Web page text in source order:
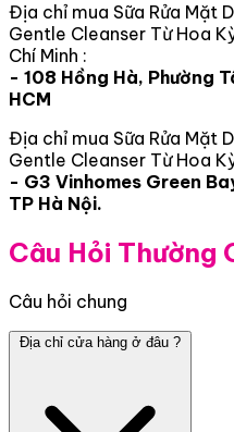
Địa chỉ mua Sữa Rửa Mặt
Gentle Cleanser Từ Hoa
Chí Minh :
- 108 Hồng Hà, Phường
HCM
Địa chỉ mua Sữa Rửa Mặt
Gentle Cleanser Từ Hoa
- G3 Vinhomes Green
TP Hà Nội.
Câu Hỏi Thường
Câu hỏi chung
Địa chỉ cửa hàng ở đâu ?